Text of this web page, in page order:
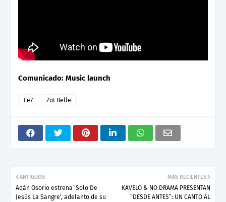
Comunicado: Music launch
Fe7 Zot Belle
MÁS RECIENTES
KAVELO & NO DRAMA PRESENTAN
“DESDE ANTES”: UN CANTO AL
ANTIGUOS
Adán Osorio estrena 'Solo De
Jesús La Sangre', adelanto de su